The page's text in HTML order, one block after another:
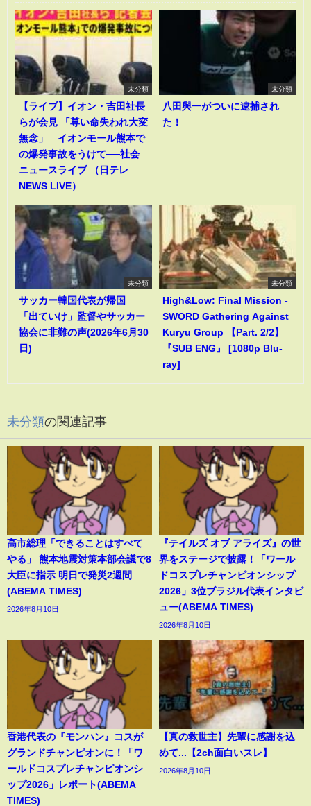
未分類
【ライブ】イオン・吉田社長
らが会見 「尊い命失われ大変
無念」 イオンモール熊本で
の爆発事故をうけて──社会
ニュースライブ （日テレ
NEWS LIVE）
未分類
八田與一がついに逮捕され
た！
未分類
サッカー韓国代表が帰国
「出ていけ」監督やサッカー
協会に非難の声(2026年6月30
日)
未分類
High&Low: Final Mission -
SWORD Gathering Against
Kuryu Group 【Part. 2/2】
『SUB ENG』 [1080p Blu-
ray]
未分類の関連記事
高市総理「できることはすべて
やる」 熊本地震対策本部会議で8
大臣に指示 明日で発災2週間
(ABEMA TIMES)
2026年8月10日
『テイルズ オブ アライズ』の世
界をステージで披露！「ワール
ドコスプレチャンピオンシップ
2026」3位ブラジル代表インタビ
ュー(ABEMA TIMES)
2026年8月10日
香港代表の『モンハン』コスが
グランドチャンピオンに！「ワ
ールドコスプレチャンピオンシ
ップ2026」レポート(ABEMA
TIMES)
【真の救世主】先輩に感謝を込
めて...【2ch面白いスレ】
2026年8月10日